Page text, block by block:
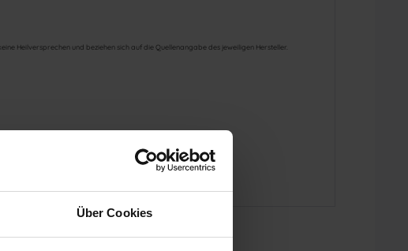
Über Cookies
Heilversprechen und beziehen sich auf die Quellenangabe des jeweiligen Hersteller.